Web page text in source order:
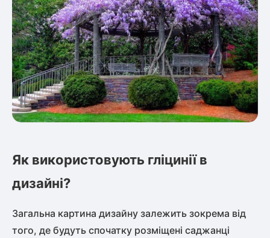
Як використовують гліцинії в
дизайні?
Загальна картина дизайну залежить зокрема від
того, де будуть спочатку розміщені саджанці